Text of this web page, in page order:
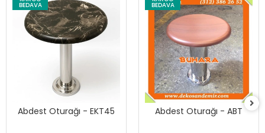
BEDAVA
Abdest Oturağı - EKT45
BEDAVA
Abdest Oturağı - ABT